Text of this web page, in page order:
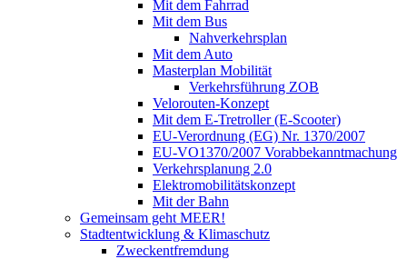
Mit dem Fahrrad
Mit dem Bus
Nahverkehrsplan
Mit dem Auto
Masterplan Mobilität
Verkehrsführung ZOB
Velorouten-Konzept
Mit dem E-Tretroller (E-Scooter)
EU-Verordnung (EG) Nr. 1370/2007
EU-VO1370/2007 Vorabbekanntmachung
Verkehrsplanung 2.0
Elektromobilitätskonzept
Mit der Bahn
Gemeinsam geht MEER!
Stadtentwicklung & Klimaschutz
Zweckentfremdung